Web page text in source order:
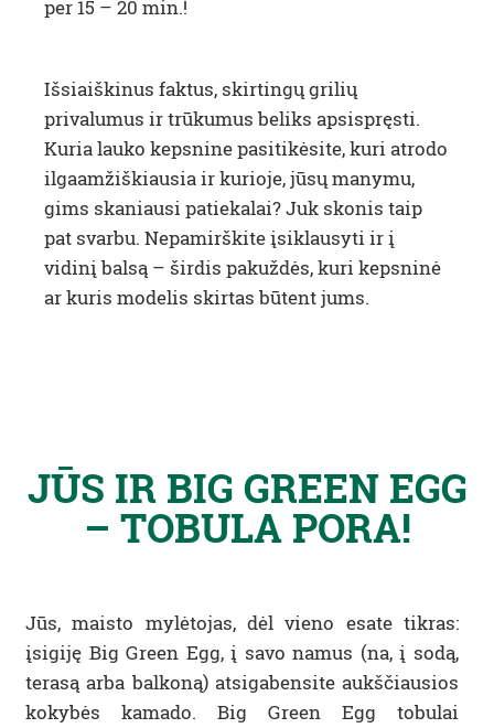
per 15 – 20 min.!
Išsiaiškinus faktus, skirtingų grilių
privalumus ir trūkumus beliks apsispręsti.
Kuria lauko kepsnine pasitikėsite, kuri atrodo
ilgaamžiškiausia ir kurioje, jūsų manymu,
gims skaniausi patiekalai? Juk skonis taip
pat svarbu. Nepamirškite įsiklausyti ir į
vidinį balsą – širdis pakuždės, kuri kepsninė
ar kuris modelis skirtas būtent jums.
JŪS IR BIG GREEN EGG
– TOBULA PORA!
Jūs, maisto mylėtojas, dėl vieno esate tikras:
įsigiję Big Green Egg, į savo namus (na, į sodą,
terasą arba balkoną) atsigabensite aukščiausios
kokybės kamado. Big Green Egg tobulai